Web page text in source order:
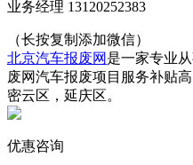
业务经理 13120252383
（长按复制添加微信）
北京汽车报废网 是一家专业
废网汽车报废项目服务补贴
密云区，延庆区。
优惠咨询